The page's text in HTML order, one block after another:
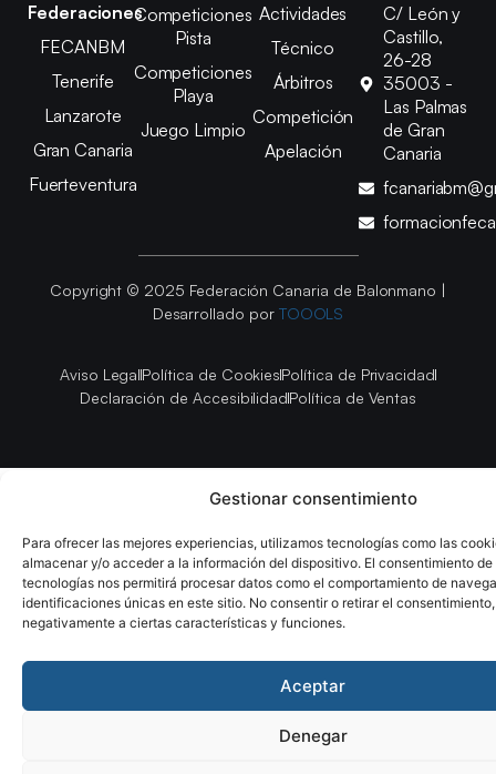
Gestionar consentimiento
Para ofrecer las mejores experiencias, utilizamos tecnologías como las
almacenar y/o acceder a la información del dispositivo. El consentimiento de
tecnologías nos permitirá procesar datos como el comportamiento de
identificaciones únicas en este sitio. No consentir o retirar el
negativamente a ciertas características y funciones.
Aceptar
Denegar
Federaciones
FECANBM
Tenerife
Lanzarote
Gran Canaria
Fuerteventura
Competiciones
Pista
Competiciones
Playa
Juego Limpio
Actividades
Técnico
Árbitros
Competición
Apelación
C/ León y
Castillo,
26-28
35003 -
Las Palmas
de Gran
Canaria
Copyright © 2025 Federación Canaria de Balonmano |
Desarrollado por TOOOLS
Aviso LegalPolítica de CookiesPolítica de Privacidad
Declaración de AccesibilidadPolítica de Ventas